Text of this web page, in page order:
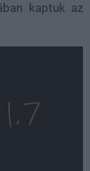
kaptuk az